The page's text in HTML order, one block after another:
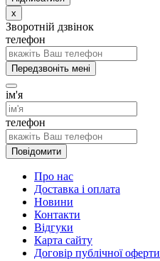
x
Зворотній дзвінок
телефон
Передзвоніть мені
ім'я
телефон
Повідомити
Про нас
Доставка і оплата
Новини
Контакти
Відгуки
Карта сайту
Договір публічної оферти